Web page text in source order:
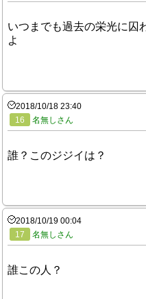
いつまでも過去の栄光に囚
よ
2018/10/18 23:40
16
名無しさん
誰？このジジイは？
2018/10/19 00:04
17
名無しさん
誰この人？